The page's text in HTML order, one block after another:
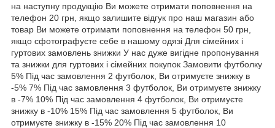
на наступну продукцію Ви можете отримати поповнення на
телефон 20 грн, якщо залишите відгук про наш магазин або
товар Ви можете отримати поповнення на телефон 50 грн,
якщо сфотографуєте себе в нашому одязі Для сімейних і
гуртових замовлень знижки У нас дуже вигідне пропонування
та знижки для гуртових і сімейних покупок Замовити футболку
5% Під час замовлення 2 футболок, Ви отримуєте знижку в
-5% 7% Під час замовлення 3 футболок, Ви отримуєте знижку
в -7% 10% Під час замовлення 4 футболок, Ви отримуєте
знижку в -10% 15% Під час замовлення 5 футболок, Ви
отримуєте знижку в -15% 20% Під час замовлення 10